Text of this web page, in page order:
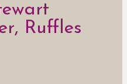
Ruffles